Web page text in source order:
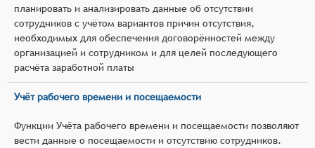
планировать и анализировать данные об отсутствии
сотрудников с учётом вариантов причин отсутствия,
необходимых для обеспечения договорённостей между
организацией и сотрудником и для целей последующего
расчёта заработной платы
Учёт рабочего времени и посещаемости
Функции Учёта рабочего времени и посещаемости позволяют
вести данные о посещаемости и отсутствию сотрудников.